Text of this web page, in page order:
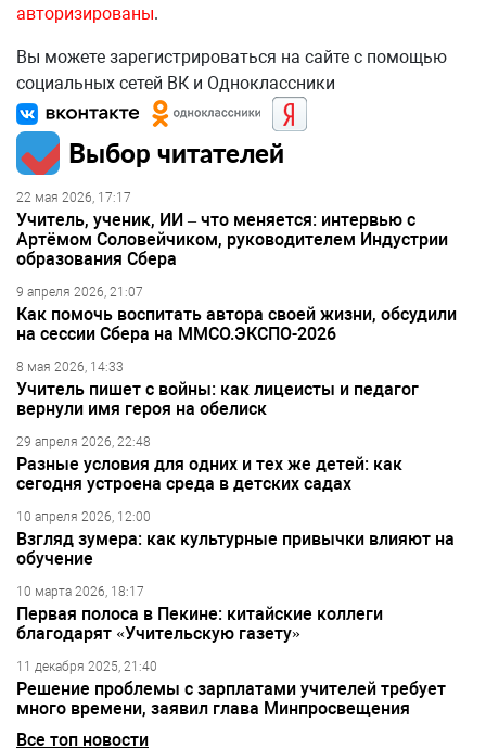
авторизированы.
Вы можете зарегистрироваться на сайте с помощью
социальных сетей ВК и Одноклассники
Выбор читателей
22 мая 2026, 17:17
Учитель, ученик, ИИ – что меняется: интервью с
Артёмом Соловейчиком, руководителем Индустрии
образования Сбера
9 апреля 2026, 21:07
Как помочь воспитать автора своей жизни, обсудили
на сессии Сбера на ММСО.ЭКСПО-2026
8 мая 2026, 14:33
Учитель пишет с войны: как лицеисты и педагог
вернули имя героя на обелиск
29 апреля 2026, 22:48
Разные условия для одних и тех же детей: как
сегодня устроена среда в детских садах
10 апреля 2026, 12:00
Взгляд зумера: как культурные привычки влияют на
обучение
10 марта 2026, 18:17
Первая полоса в Пекине: китайские коллеги
благодарят «Учительскую газету»
11 декабря 2025, 21:40
Решение проблемы с зарплатами учителей требует
много времени, заявил глава Минпросвещения
Все топ новости